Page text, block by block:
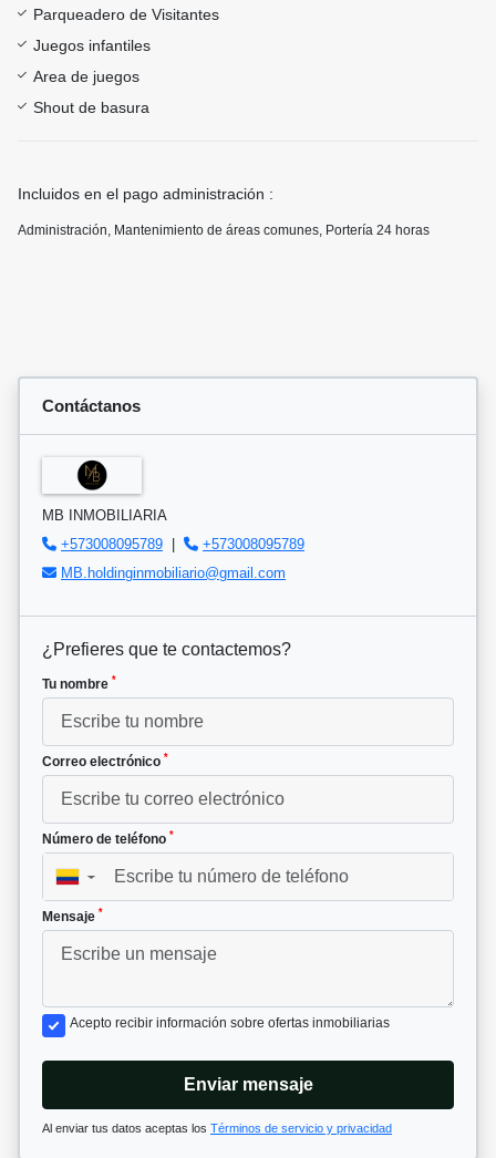
Parqueadero de Visitantes
Juegos infantiles
Area de juegos
Shout de basura
Incluidos en el pago administración :
Administración, Mantenimiento de áreas comunes, Portería 24 horas
Contáctanos
MB INMOBILIARIA
+573008095789 |
+573008095789
MB.holdinginmobiliario@gmail.com
¿Prefieres que te contactemos?
Tu nombre *
Correo electrónico *
Número de teléfono *
▼
Mensaje *
Acepto recibir información sobre ofertas inmobiliarias
Enviar mensaje
Al enviar tus datos aceptas los Términos de servicio y privacidad